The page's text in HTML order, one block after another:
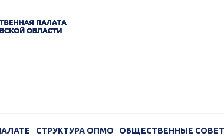
СТРУКТУРА ОПМО ОБЩЕСТВЕННЫЕ